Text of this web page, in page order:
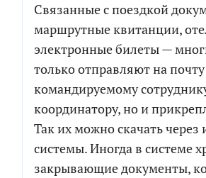
Связанные с поездкой
маршрутные квитанции,
электронные билеты —
только отправляют на почту
командируемому
координатору, но и
Так их можно скачать через
системы. Иногда в системе
закрывающие документы,